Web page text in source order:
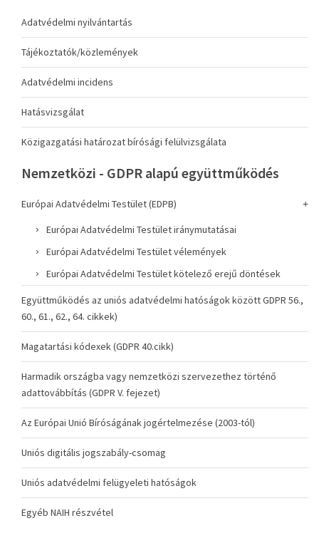
Adatvédelmi nyilvántartás
Tájékoztatók/közlemények
Adatvédelmi incidens
Hatásvizsgálat
Közigazgatási határozat bírósági felülvizsgálata
Nemzetközi - GDPR alapú együttműködés
Európai Adatvédelmi Testület (EDPB)
Európai Adatvédelmi Testület iránymutatásai
Európai Adatvédelmi Testület vélemények
Európai Adatvédelmi Testület kötelező erejű döntések
Együttműködés az uniós adatvédelmi hatóságok között GDPR 56.,
60., 61., 62., 64. cikkek)
Magatartási kódexek (GDPR 40.cikk)
Harmadik országba vagy nemzetközi szervezethez történő
adattovábbítás (GDPR V. fejezet)
Az Európai Unió Bíróságának jogértelmezése (2003-tól)
Uniós digitális jogszabály-csomag
Uniós adatvédelmi felügyeleti hatóságok
Egyéb NAIH részvétel